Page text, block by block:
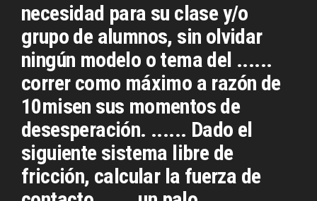
necesidad para su clase y/o
grupo de alumnos, sin olvidar
ningún modelo o tema del ......
correr como máximo a razón de
10misen sus momentos de
desesperación. ...... Dado el
siguiente sistema libre de
fricción, calcular la fuerza de